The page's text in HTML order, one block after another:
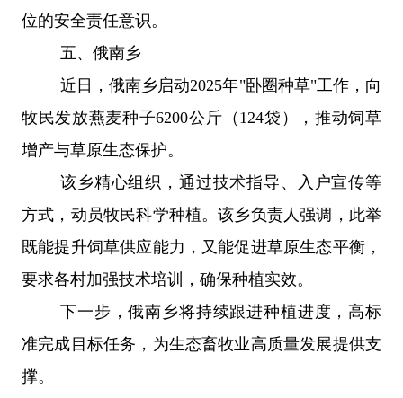
位的安全责任意识。
五、 俄南乡
近日，俄南乡启动2025年"卧圈种草"工作，向
牧民发放燕麦种子6200公斤（ 124袋），推动饲草
增产与草原生态保护。
该乡精心组织，通过技术指导、入户宣传等
方式，动员牧民科学种植。该乡负责人强调，此举
既能提升饲草供应能力，又能促进草原生态平衡，
要求各村加强技术培训，确保种植实效。
下一步，俄南乡将持续跟进种植进度，高标
准完成目标任务，为生态畜牧业高质量发展提供支
撑。